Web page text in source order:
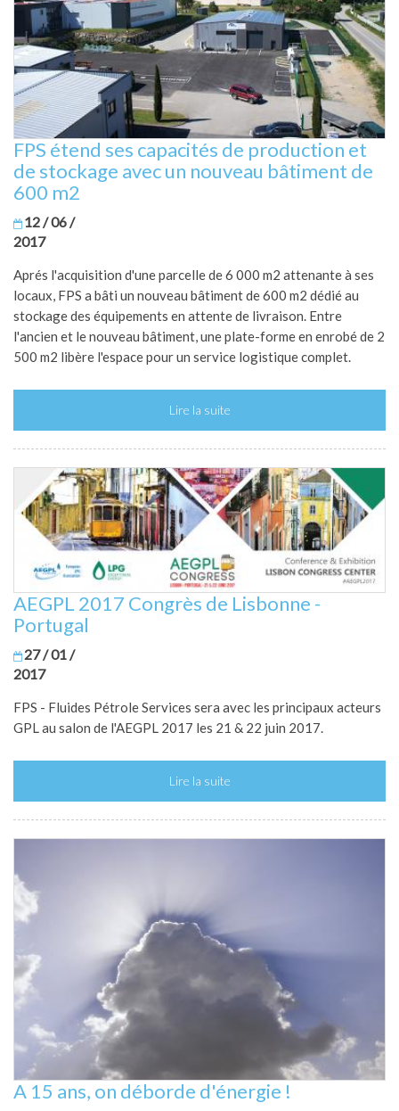
FPS étend ses capacités de production et
de stockage avec un nouveau bâtiment de
600 m2
12 / 06 /
2017
Aprés l'acquisition d'une parcelle de 6 000 m2 attenante à ses
locaux, FPS a bâti un nouveau bâtiment de 600 m2 dédié au
stockage des équipements en attente de livraison. Entre
l'ancien et le nouveau bâtiment, une plate-forme en enrobé de 2
500 m2 libère l'espace pour un service logistique complet.
Lire la suite
AEGPL 2017 Congrès de Lisbonne -
Portugal
27 / 01 /
2017
FPS - Fluides Pétrole Services sera avec les principaux acteurs
GPL au salon de l'AEGPL 2017 les 21 & 22 juin 2017.
Lire la suite
A 15 ans, on déborde d'énergie !